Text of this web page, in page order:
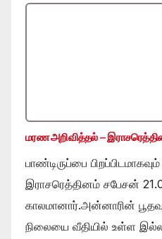
மரண அறிவித்தல் –
பாண்டிருப்பை
இராசரெத்தினம் சபேசன்
காலமானார்.அன்னாரின்
நிலையை வீதியில் உள்ள